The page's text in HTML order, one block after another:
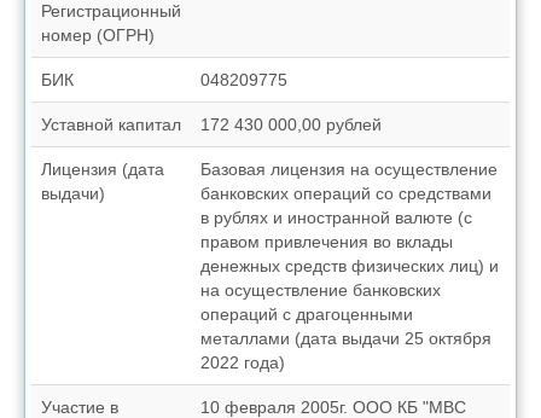
Регистрационный
номер (ОГРН)
БИК 048209775
Уставной капитал 172 430 000,00 рублей
Лицензия (дата
выдачи)
Базовая лицензия на осуществление
банковских операций со средствами
в рублях и иностранной валюте (с
правом привлечения во вклады
денежных средств физических лиц) и
на осуществление банковских
операций с драгоценными
металлами (дата выдачи 25 октября
2022 года)
Участие в
10 февраля 2005г. ООО КБ "МВС